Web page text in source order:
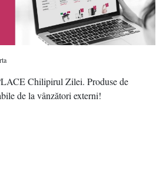
Chilipirul Zilei. Produse de
de la vânzători externi!